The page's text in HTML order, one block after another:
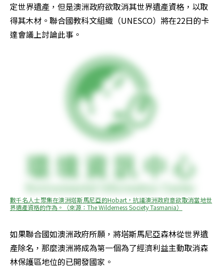
定世界遺產，但是澳洲政府欲取消其世界遺產資格，以取
得其木材。聯合國教科文組織（UNESCO）將在22日的卡
達會議上討論此事。
數千名人士聚集在澳洲塔斯馬尼亞的Hobart，抗議澳洲政府意欲取消當地世
界遺產資格的作為。（來源：The Wilderness Society Tasmania）
如果聯合國如澳洲政府所願，將塔斯馬尼亞森林從世界遺
產除名，那麼澳洲將成為第一個為了經濟利益主動取消森
林保護區地位的已開發國家。